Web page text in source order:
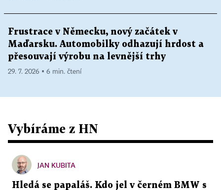
Frustrace v Německu, nový začátek v
Maďarsku. Automobilky odhazují hrdost a
přesouvají výrobu na levnější trhy
29. 7. 2026 ▪ 6 min. čtení
Vybíráme z HN
JAN KUBITA
Hledá se papaláš. Kdo jel v černém BMW s